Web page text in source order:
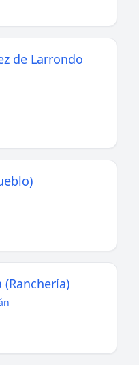
de Larrondo
(Ranchería)